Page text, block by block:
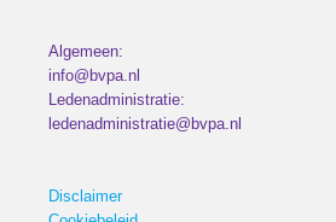
Algemeen:
info@bvpa.nl
Ledenadministratie:
ledenadministratie@bvpa.nl
Disclaimer